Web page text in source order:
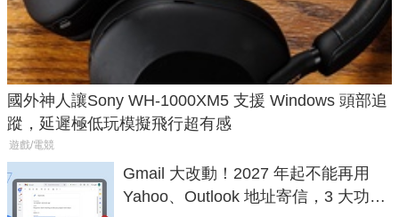
國外神人讓Sony WH-1000XM5 支援 Windows 頭部追
蹤，延遲極低玩模擬飛行超有感
遊戲/電競
Gmail 大改動！2027 年起不能再用
Yahoo、Outlook 地址寄信，3 大功能